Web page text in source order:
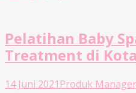
Pelatihan Baby
Treatment di
14 Juni 2021 Produk Manager